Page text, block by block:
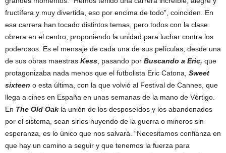
fructífera y muy divertida, eso por encima de todo”, coinciden. En
esa carrera han tocado distintos temas, pero todos con la clase
obrera en el centro, proponiendo la unidad para luchar contra los
poderosos. Es el mensaje de cada una de sus películas, desde una
de sus obras maestras Kess , pasando por Buscando a Eric, que
protagonizaba nada menos que el futbolista Eric Catona, Sweet
sixteen o esta última, con la que volvió al Festival de Cannes, que
llega a cines en España en unas semanas de la mano de Vértigo.
En The Old Oak la unión de los desposeídos y los abandonados
por el sistema, sean sirios huyendo de la guerra o mineros sin
esperanza, es lo único que nos salvará. “Necesitamos confianza en
que hay un camino a seguir y que tenemos la fuerza para